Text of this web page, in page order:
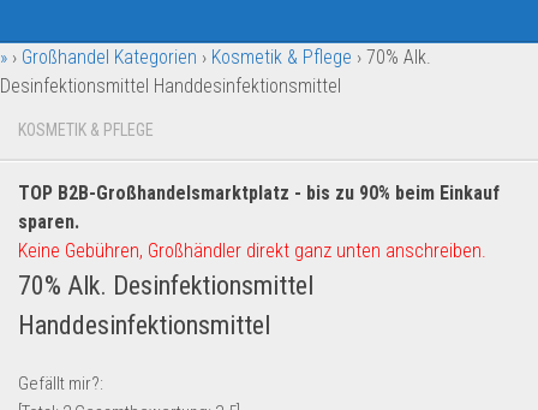
Garten & Werkzeug
Geschäft, Büro & Schreibwaren
Geschenkartikel
Handy und Smartphone
Kosmetik & Pflege
Lebensmittel & Getränke
Multimedia & Elektro
Münzen
» › Großhandel Kategorien › Kosmetik & Pflege › 70% Alk.
Desinfektionsmittel Handdesinfektionsmittel
KOSMETIK & PFLEGE
TOP B2B-Großhandelsmarktplatz - bis zu 90% beim Einkauf
sparen.
Keine Gebühren, Großhändler direkt ganz unten anschreiben.
70% Alk. Desinfektionsmittel
Handdesinfektionsmittel
Gefällt mir?: